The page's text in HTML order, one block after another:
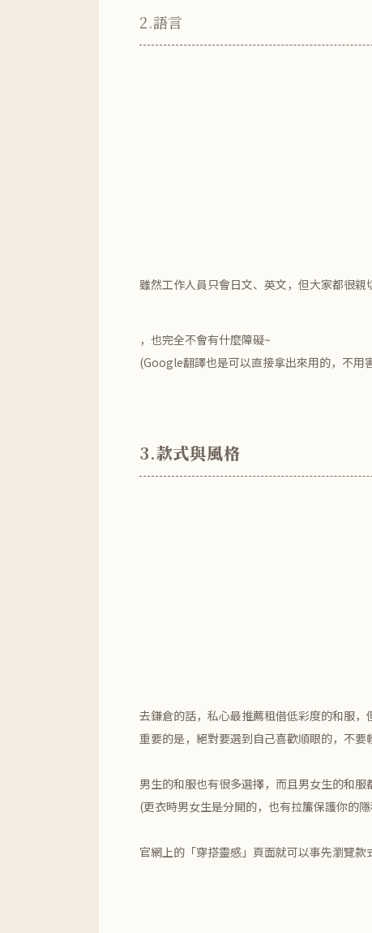
2.語言
雖然工作人員只會日文、英文，但大家都很
，也完全不會有什麼障礙~
(Google翻譯也是可以直接拿出來用的，不用
3.款式與風格
去鎌倉的話，私心最推薦租借低彩度的和服
重要的是，絕對要選到自己喜歡順眼的，不要
男生的和服也有很多選擇，而且男女生的和
(更衣時男女生是分開的，也有拉簾保護你的
官網上的「穿搭靈感」頁面就可以事先瀏覽款